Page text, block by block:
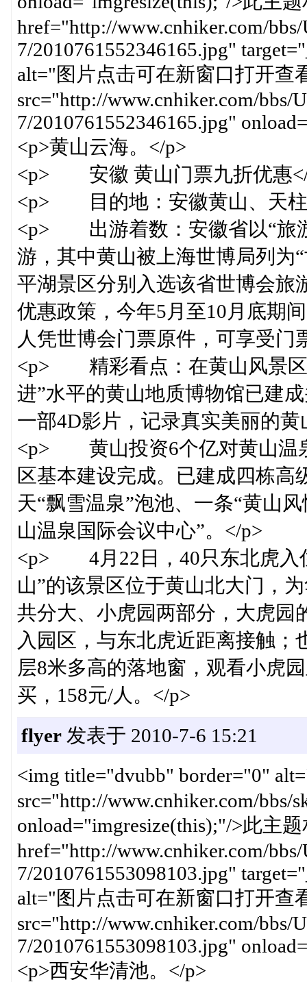
href="http://www.cnhiker.com/
7/2010761552346165.jpg"
alt="图片点击可在新窗口打开查
src="http://www.cnhiker.com/bbs/
7/2010761552346165.jpg"
<p>黄山云海。</p>
<p> 安徽 黄山门票九折优惠
<p> 目的地：安徽黄山、天柱
<p> 出游着数：安徽省以“旅
游，其中黄山被上海世博局列为
平湖景区分别入选该省世博会旅
优惠政策，今年5月至10月底期
人凭世博会门票原件，可享受门
<p> 精彩看点：在黄山风景区
进”水平的黄山地质博物馆已建
一部4D影片，记录真实美丽的
<p> 黄山投资6个亿对黄山温
区基本建设完成。已建成四栋高
天“飘雪温泉”泡池、一条“黄山
山温泉国际会议中心”。</p>
<p> 4月22日，40只东北虎入
山”的该景区位于黄山北大门，
共分大、小虎园两部分，大虎园
入园区，与东北虎近距离接触
层8米多高的落地窗，观看小虎
买，158元/人。</p>
flyer发表于 2010-7-6 15:21
<img title="dvubb" border="0"
src="http://www.cnhiker.com/bbs/
onload="imgresize(this);"/>此主
href="http://www.cnhiker.com/
7/2010761553098103.jpg"
alt="图片点击可在新窗口打开查
src="http://www.cnhiker.com/bbs/
7/2010761553098103.jpg"
<p>西安华清池。</p>